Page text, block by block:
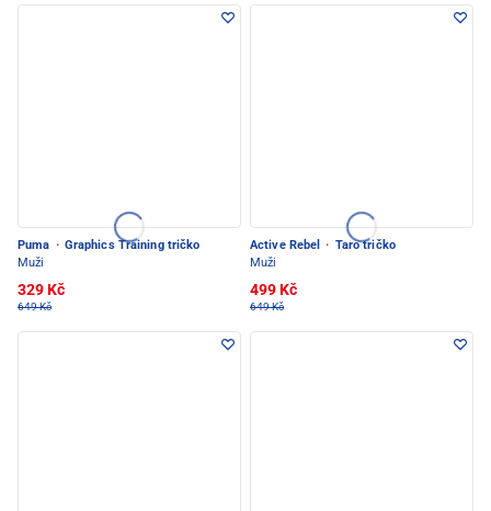
Puma · Graphics Training tričko
Muži
329 Kč
649 Kč
Active Rebel · Taro tričko
Muži
499 Kč
649 Kč